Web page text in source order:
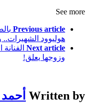
See more
Previous article
هوليوود الشهيرات..
Next article
وزوجها يعلق!
Written by أحمد